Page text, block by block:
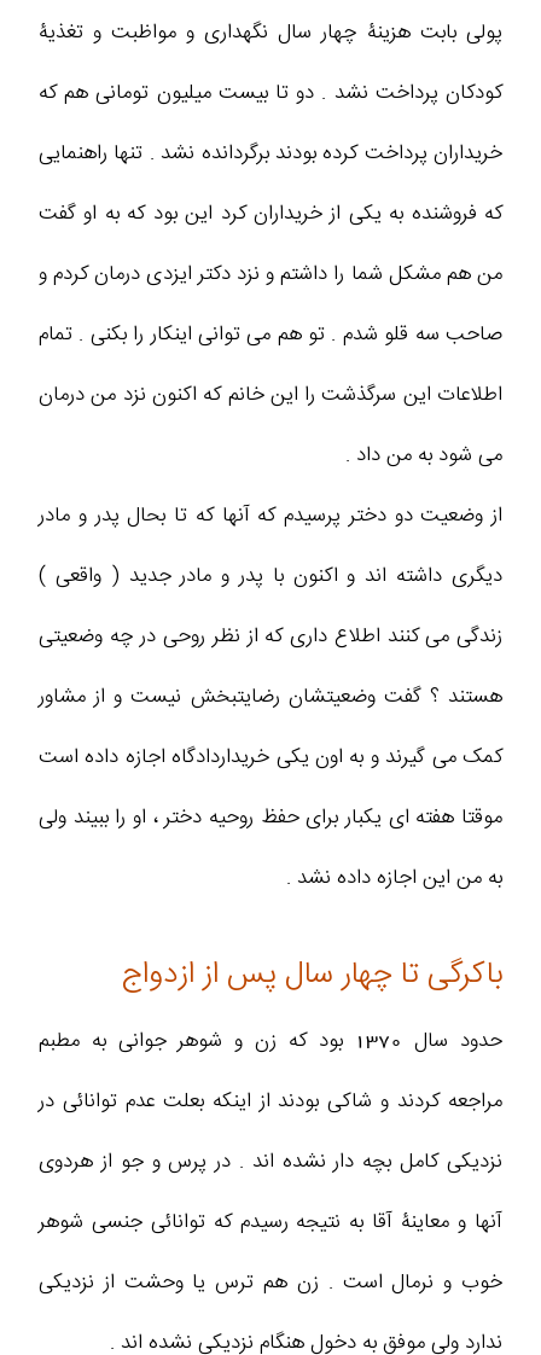
پولی بابت هزینۀ چهار سال نگهداری و مواظبت و تغذیۀ
کودکان پرداخت نشد . دو تا بیست میلیون تومانی هم که
خریداران پرداخت کرده بودند برگردانده نشد . تنها راهنمایی
که فروشنده به یکی از خریداران کرد این بود که به او گفت
من هم مشکل شما را داشتم و نزد دکتر ایزدی درمان کردم و
صاحب سه قلو شدم . تو هم می توانی اینکار را بکنی . تمام
اطلاعات این سرگذشت را این خانم که اکنون نزد من درمان
می شود به من داد .
از وضعیت دو دختر پرسیدم که آنها که تا بحال پدر و مادر
دیگری داشته اند و اکنون با پدر و مادر جدید ( واقعی )
زندگی می کنند اطلاع داری که از نظر روحی در چه وضعیتی
هستند ؟ گفت وضعیتشان رضایتبخش نیست و از مشاور
کمک می گیرند و به اون یکی خریداردادگاه اجازه داده است
موقتا هفته ای یکبار برای حفظ روحیه دختر ، او را ببیند ولی
به من این اجازه داده نشد .
باکرگی تا چهار سال پس از ازدواج
حدود سال 1370 بود که زن و شوهر جوانی به مطبم
مراجعه کردند و شاکی بودند از اینکه بعلت عدم توانائی در
نزدیکی کامل بچه دار نشده اند . در پرس و جو از هردوی
آنها و معاینۀ آقا به نتیجه رسیدم که توانائی جنسی شوهر
خوب و نرمال است . زن هم ترس یا وحشت از نزدیکی
ندارد ولی موفق به دخول هنگام نزدیکی نشده اند .